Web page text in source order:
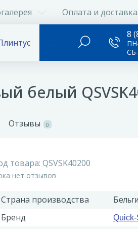
Оплата и доставка
...
8
белый
Отзывы 0
товара: QSVSK40200
нет отзывов
Страна производства
Бренд